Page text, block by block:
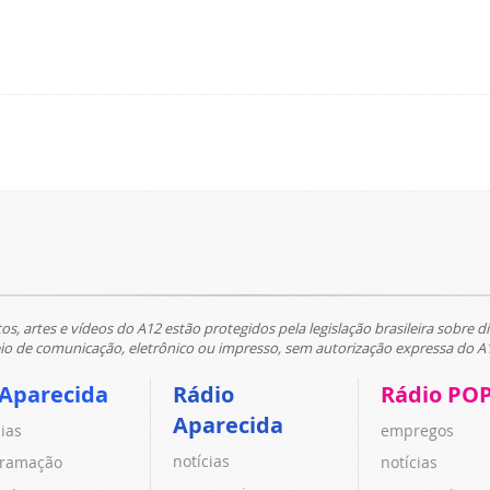
artes e vídeos do A12 estão protegidos pela legislação brasileira sobre
comunicação, eletrônico ou impresso, sem autorização expressa do
Rádio
Aparecida
notícias
Rádio
empregos
notícias